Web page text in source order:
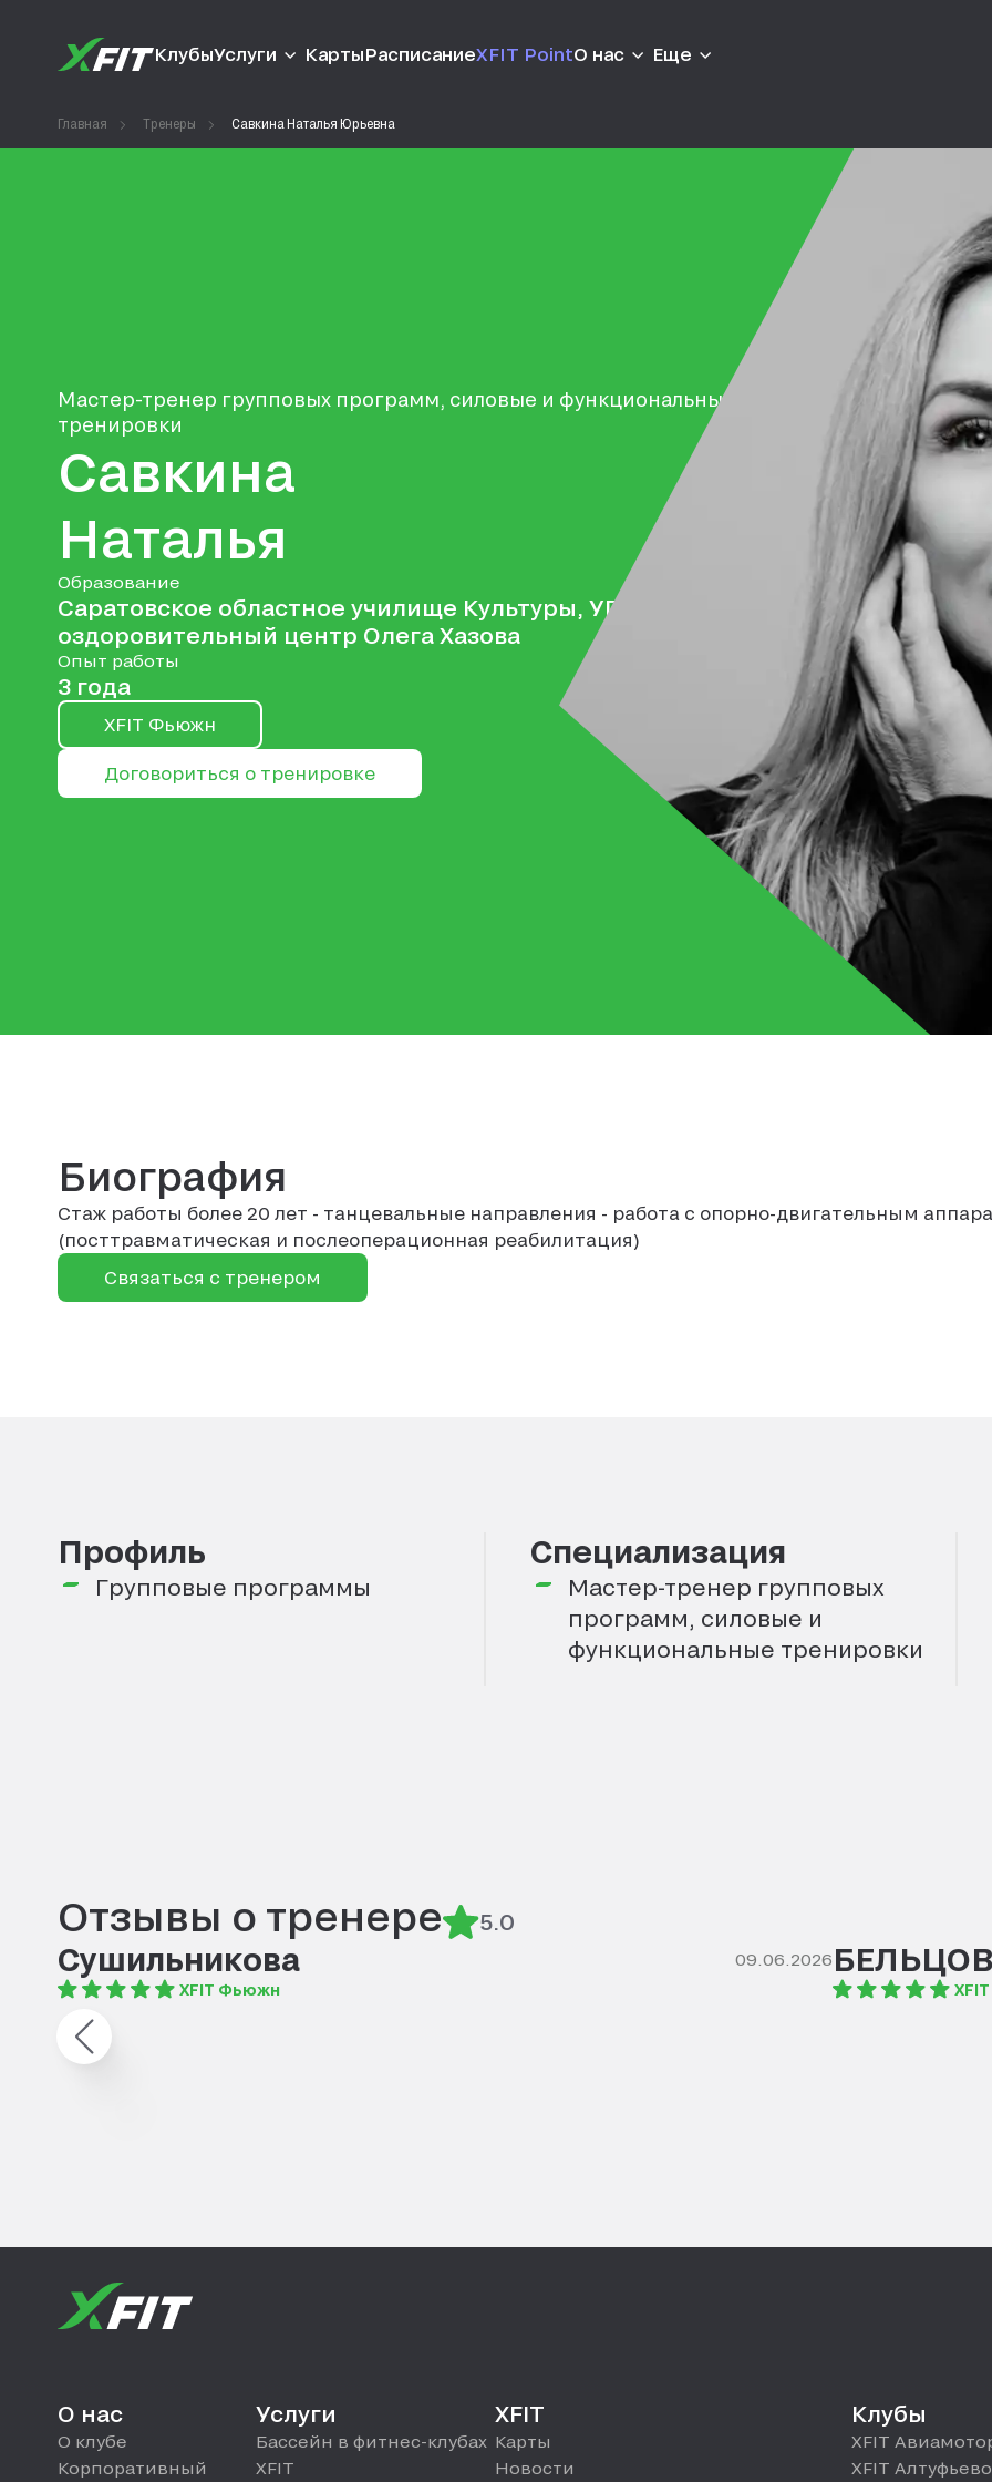
КлубыУслуги КартыРасписаниеXFIT PointО нас Еще
Главная Тренеры Савкина Наталья Юрьевна
Мастер-тренер групповых программ, силовые и функциональные
тренировки
Савкина
Наталья
Образование
Саратовское областное училище Культуры, УГМУ, Лечебно-
оздоровительный центр Олега Хазова
Опыт работы
3 года
XFIT Фьюжн
Договориться о тренировке
Биография
Стаж работы более 20 лет - танцевальные направления - работа с опорно-двигательным
(посттравматическая и послеоперационная реабилитация)
Связаться с тренером
Профиль
Групповые программы
Специализация
Мастер-тренер групповых
программ, силовые и
функциональные тренировки
Отзывы о тренере 5.0
Сушильникова 09.06.2026
XFIT Фьюжн
О нас
О клубе
Корпоративный
Услуги
Бассейн в фитнес-клубах
XFIT
XFIT
Карты
Новости
Клубы
XFIT
XFIT Алтуфьево